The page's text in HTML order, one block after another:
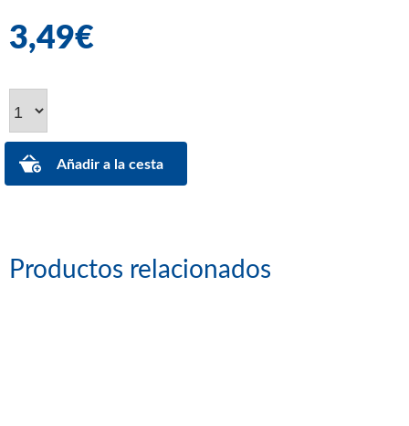
3,49€
Productos relacionados